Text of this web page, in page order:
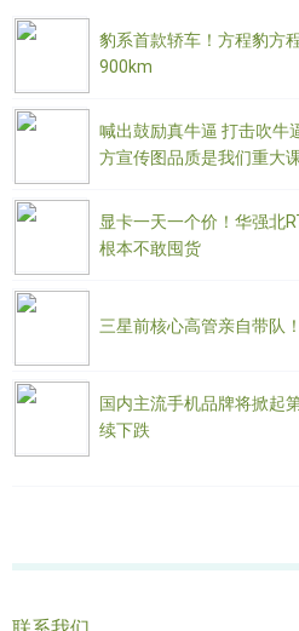
豹系首款轿车！方程豹方
900km
喊出鼓励真牛逼 打击吹牛
方宣传图品质是我们重大
显卡一天一个价！华强北
根本不敢囤货
三星前核心高管亲自带队
国内主流手机品牌将掀起
续下跌